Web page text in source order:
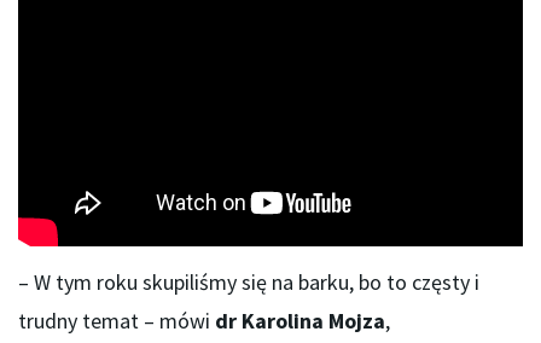
– W tym roku skupiliśmy się na barku, bo to częsty i
trudny temat – mówi dr Karolina Mojza,